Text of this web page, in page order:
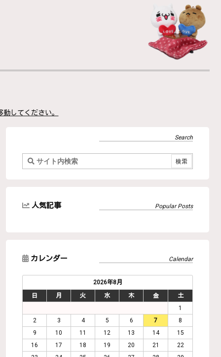
動してください。
人気記事
カレンダー
2026年8月
日
月 火 水 木 金
土
1
2
3 4 5 6 7
8
9
10 11 12 13 14
15
16
17 18 19 20 21
22